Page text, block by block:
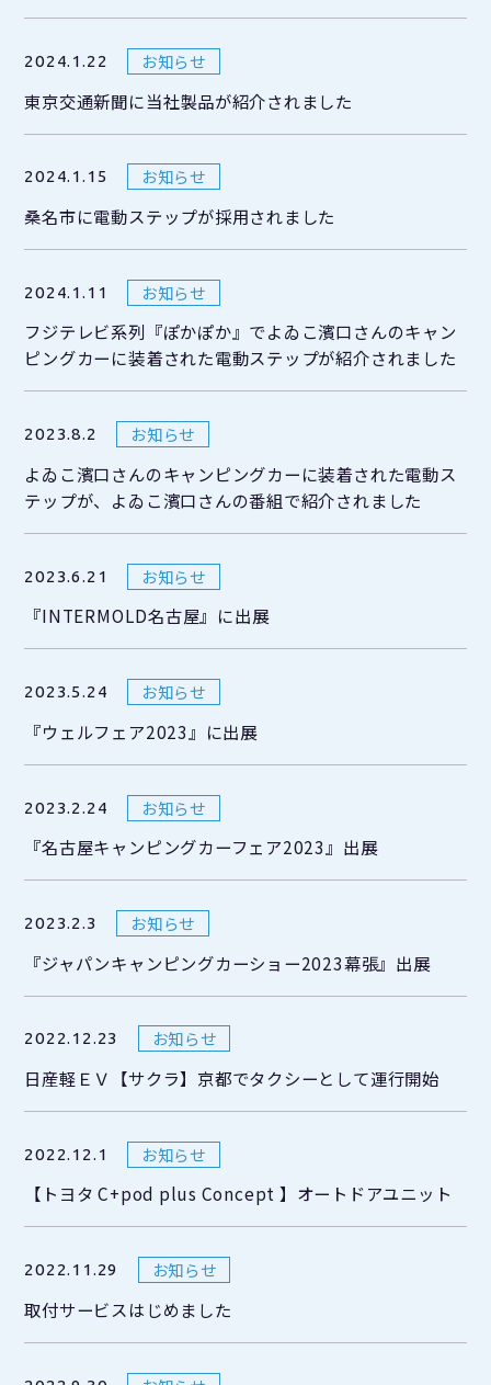
2024.1.22 お知らせ
東京交通新聞に当社製品が紹介されました
2024.1.15 お知らせ
桑名市に電動ステップが採用されました
2024.1.11 お知らせ
フジテレビ系列『ぽかぽか』でよゐこ濱口さんのキャン
ピングカーに装着された電動ステップが紹介されました
2023.8.2 お知らせ
よゐこ濱口さんのキャンピングカーに装着された電動ス
テップが、よゐこ濱口さんの番組で紹介されました
2023.6.21 お知らせ
『INTERMOLD名古屋』に出展
2023.5.24 お知らせ
『ウェルフェア2023』に出展
2023.2.24 お知らせ
『名古屋キャンピングカーフェア2023』出展
2023.2.3 お知らせ
『ジャパンキャンピングカーショー2023幕張』出展
2022.12.23 お知らせ
日産軽ＥＶ【サクラ】京都でタクシーとして運行開始
2022.12.1 お知らせ
【トヨタ C+pod plus Concept 】オートドアユニット
2022.11.29 お知らせ
取付サービスはじめました